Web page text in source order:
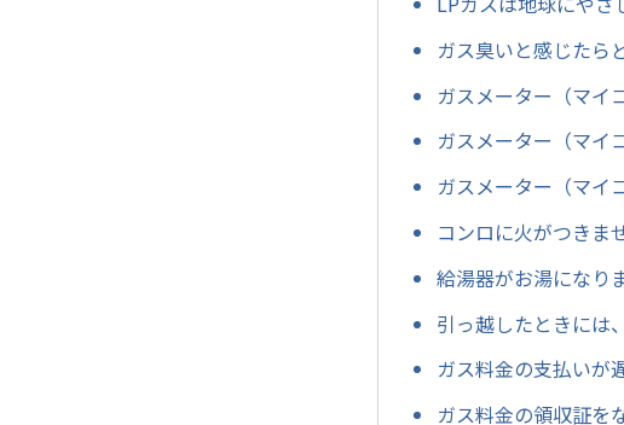
ガス臭いと感じたら
ガスメーター（マイ
ガスメーター（マイ
ガスメーター（マイ
コンロに火がつきま
給湯器がお湯になり
引っ越したときには
ガス料金の支払いが
ガス料金の領収証を